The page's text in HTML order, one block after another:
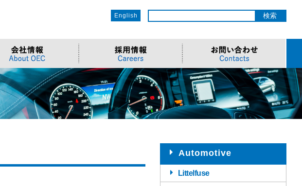
English
サーバー/ネットワーク
>Supermicro
>液体冷却ソリューション
電子部品/Automotive
>Components
>Semiconductor
>ものづくりソリューション
>有償技術サービス
>小型PCソリューション
>車載ソリューション
>地デジテレビ
>海外電子部品選定
>拠点一覧 CSR
>OECのCSR
>社会への取り組み
Automotive
Littelfuse